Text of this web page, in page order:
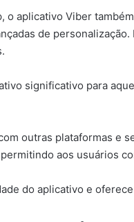
o aplicativo Viber
de
significativo para
outras plataformas e
aos usuários
do aplicativo e